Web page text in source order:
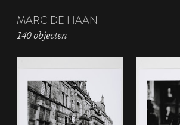
MARC DE HAAN
140 objecten